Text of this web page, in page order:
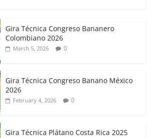
Gira Técnica Congreso Bananero
Colombiano 2026
March 5, 2026 0
Gira Técnica Congreso Banano México
2026
February 4, 2026 0
Gira Técnica Plátano Costa Rica 2025